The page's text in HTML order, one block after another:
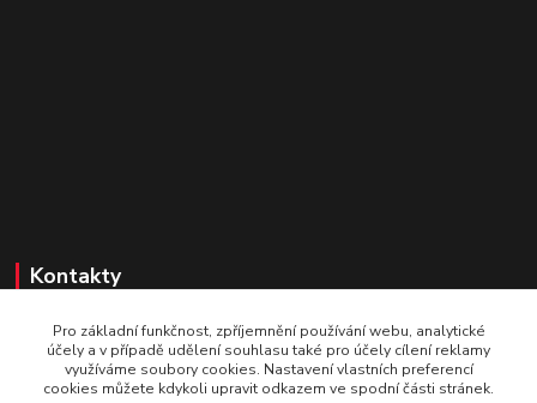
Kontakty
SportaBike.cz
U pošty 83
Pro základní funkčnost, zpříjemnění používání webu, analytické
účely a v případě udělení souhlasu také pro účely cílení reklamy
využíváme soubory cookies. Nastavení vlastních preferencí
cookies můžete kdykoli upravit odkazem ve spodní části stránek.